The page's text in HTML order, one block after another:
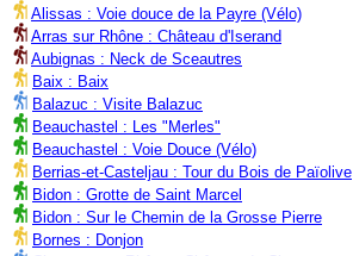
Alissas : Voie douce de la Payre (Vélo)
Arras sur Rhône : Château d'Iserand
Aubignas : Neck de Sceautres
Baix : Baix
Balazuc : Visite Balazuc
Beauchastel : Les "Merles"
Beauchastel : Voie Douce (Vélo)
Berrias-et-Casteljau : Tour du Bois de Païolive
Bidon : Grotte de Saint Marcel
Bidon : Sur le Chemin de la Grosse Pierre
Bornes : Donjon